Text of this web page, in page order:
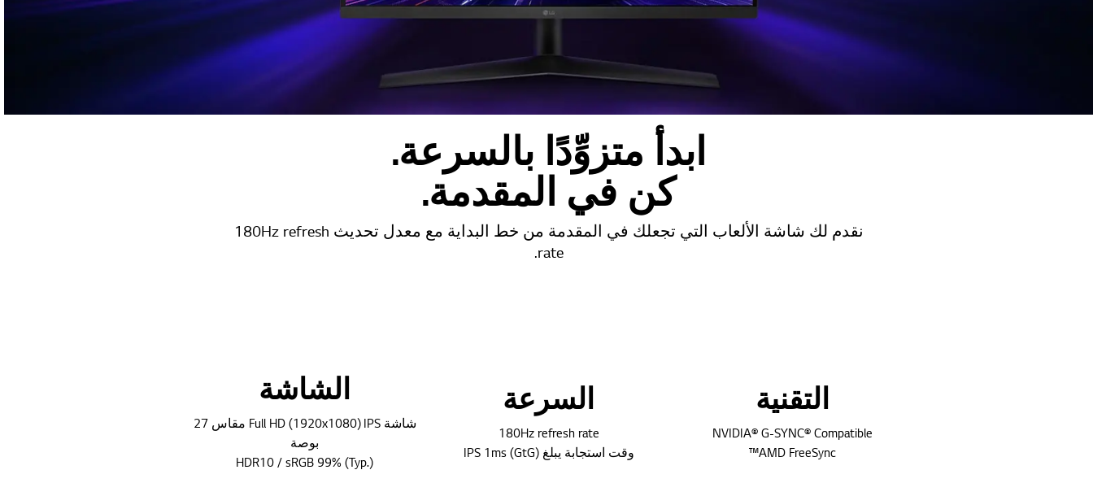
ابدأ متزوِّدًا بالسرعة.
كن في المقدمة.
نقدم لك شاشة الألعاب التي تجعلك في المقدمة من خط البداية مع معدل تحديث 180Hz refresh
rate.
التقنية
NVIDIA® G-SYNC® Compatible
AMD FreeSync™
السرعة
180Hz refresh rate
وقت استجابة يبلغ IPS 1ms (GtG)
الشاشة
شاشة Full HD (1920x1080) IPS مقاس 27
بوصة
HDR10 / sRGB 99% (Typ.)